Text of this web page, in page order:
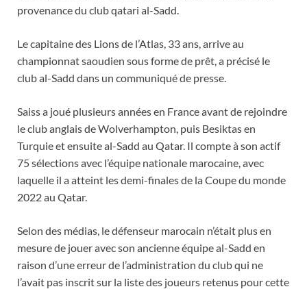
provenance du club qatari al-Sadd.
Le capitaine des Lions de l’Atlas, 33 ans, arrive au
championnat saoudien sous forme de prêt, a précisé le
club al-Sadd dans un communiqué de presse.
Saiss a joué plusieurs années en France avant de rejoindre
le club anglais de Wolverhampton, puis Besiktas en
Turquie et ensuite al-Sadd au Qatar. Il compte à son actif
75 sélections avec l’équipe nationale marocaine, avec
laquelle il a atteint les demi-finales de la Coupe du monde
2022 au Qatar.
Selon des médias, le défenseur marocain n’était plus en
mesure de jouer avec son ancienne équipe al-Sadd en
raison d’une erreur de l’administration du club qui ne
l’avait pas inscrit sur la liste des joueurs retenus pour cette